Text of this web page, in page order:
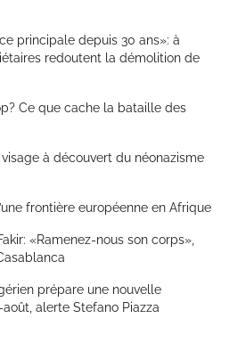
principale depuis 30 ans»: à
redoutent la démolition de
Ce que cache la bataille des
à découvert du néonazisme
frontière européenne en Afrique
«Ramenez-nous son corps»,
prépare une nouvelle
alerte Stefano Piazza